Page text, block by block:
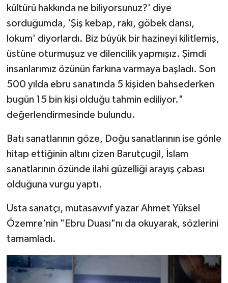
kültürü hakkında ne biliyorsunuz?' diye
sorduğumda, 'Şiş kebap, rakı, göbek dansı,
lokum' diyorlardı. Biz büyük bir hazineyi kilitlemiş,
üstüne oturmuşuz ve dilencilik yapmışız. Şimdi
insanlarımız özünün farkına varmaya başladı. Son
500 yılda ebru sanatında 5 kişiden bahsederken
bugün 15 bin kişi olduğu tahmin ediliyor."
değerlendirmesinde bulundu.
Batı sanatlarının göze, Doğu sanatlarının ise gönle
hitap ettiğinin altını çizen Barutçugil, İslam
sanatlarının özünde ilahi güzelliği arayış çabası
olduğuna vurgu yaptı.
Usta sanatçı, mutasavvıf yazar Ahmet Yüksel
Özemre'nin "Ebru Duası"nı da okuyarak, sözlerini
tamamladı.